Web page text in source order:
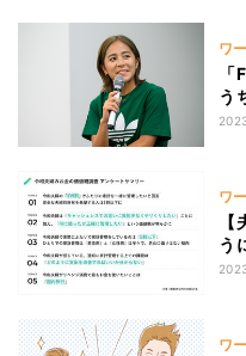
ワ
う
方
ワ
う
派
ワ